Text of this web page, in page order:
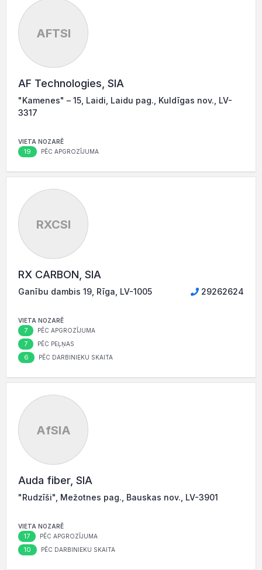
AFTSI
AF Technologies, SIA
"Kamenes" – 15, Laidi, Laidu pag., Kuldīgas nov., LV-
3317
VIETA NOZARĒ
19 PĒC APGROZĪJUMA
RXCSI
RX CARBON, SIA
Ganību dambis 19, Rīga, LV-1005 29262624
VIETA NOZARĒ
7 PĒC APGROZĪJUMA
7 PĒC PEĻŅAS
6 PĒC DARBINIEKU SKAITA
AfSIA
Auda fiber, SIA
"Rudzīši", Mežotnes pag., Bauskas nov., LV-3901
VIETA NOZARĒ
17 PĒC APGROZĪJUMA
10 PĒC DARBINIEKU SKAITA